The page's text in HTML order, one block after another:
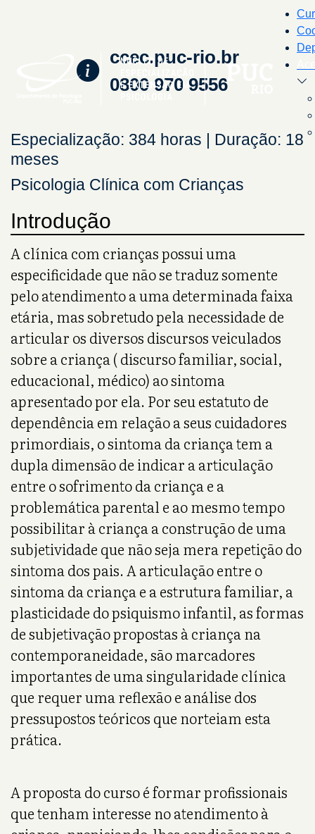
ccec.puc-rio.br
0800 970 9556
Especialização: 384 horas | Duração: 18
meses
Psicologia Clínica com Crianças
Introdução
A clínica com crianças possui uma
especificidade que não se traduz somente
pelo atendimento a uma determinada faixa
etária, mas sobretudo pela necessidade de
articular os diversos discursos veiculados
sobre a criança ( discurso familiar, social,
educacional, médico) ao sintoma
apresentado por ela. Por seu estatuto de
dependência em relação a seus cuidadores
primordiais, o sintoma da criança tem a
dupla dimensão de indicar a articulação
entre o sofrimento da criança e a
problemática parental e ao mesmo tempo
possibilitar à criança a construção de uma
subjetividade que não seja mera repetição do
sintoma dos pais. A articulação entre o
sintoma da criança e a estrutura familiar, a
plasticidade do psiquismo infantil, as formas
de subjetivação propostas à criança na
contemporaneidade, são marcadores
importantes de uma singularidade clínica
que requer uma reflexão e análise dos
pressupostos teóricos que norteiam esta
prática.
A proposta do curso é formar profissionais
que tenham interesse no atendimento à